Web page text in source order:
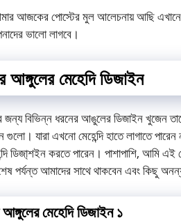
আজকের পোস্টের মুল আলেচনায় আছি
ভালো লাগবে।
আঙ্গুলের মেহেদি ডিজাইন
জন্য বিভিন্ন ধরনের আঙুলের ডিজাইন খুজেন
যারা এখনো মেহেন্দি হাতে লাগাতে
ডিজা্শইন করতে পারেন। পাশাপাশি, আমি
পর্যন্ত আমাদের সাথে থাকবেন এবং কিছু
আঙ্গুলের মেহেদি ডিজাইন ১